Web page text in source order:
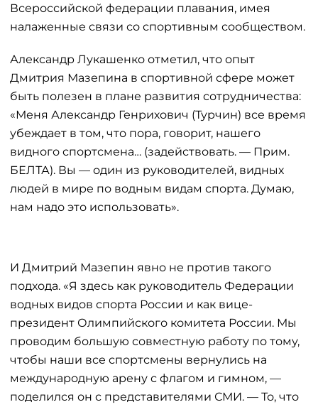
Всероссийской федерации плавания, имея
налаженные связи со спортивным сообществом.
Александр Лукашенко отметил, что опыт
Дмитрия Мазепина в спортивной сфере может
быть полезен в плане развития сотрудничества:
«Меня Александр Генрихович (Турчин) все время
убеждает в том, что пора, говорит, нашего
видного спортсмена… (задействовать. — Прим.
БЕЛТА). Вы — один из руководителей, видных
людей в мире по водным видам спорта. Думаю,
нам надо это использовать».
И Дмитрий Мазепин явно не против такого
подхода. «Я здесь как руководитель Федерации
водных видов спорта России и как вице-
президент Олимпийского комитета России. Мы
проводим большую совместную работу по тому,
чтобы наши все спортсмены вернулись на
международную арену с флагом и гимном, —
поделился он с представителями СМИ. — То, что